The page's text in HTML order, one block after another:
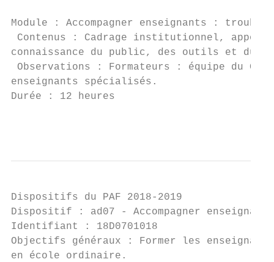
Module : Accompagner enseignants :
Contenus : Cadrage institutionnel, apports
connaissance du public, des outils et du
Observations : Formateurs : équipe du
enseignants spécialisés.
Durée : 12 heures
Dispositifs du PAF 2018-2019
Dispositif : ad07 - Accompagner
Identifiant : 18D0701018
Objectifs généraux : Former les
en école ordinaire.